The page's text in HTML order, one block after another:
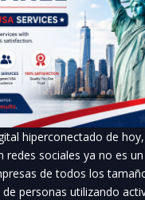
hiperconectado de
redes sociales ya no es
de todos los
personas utilizando